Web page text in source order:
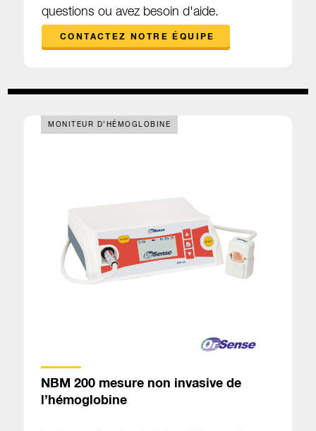
questions ou avez besoin d'aide.
CONTACTEZ NOTRE ÉQUIPE
MONITEUR D’HÉMOGLOBINE
NBM 200 mesure non invasive de
l’hémoglobine